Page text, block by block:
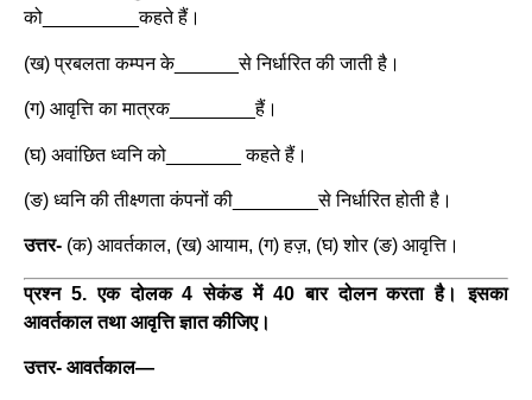
को_________कहते हैं।
(ख) प्रबलता कम्पन के______से निर्धारित की जाती है।
(ग) आवृत्ति का मात्रक________हैं।
(घ) अवांछित ध्वनि को_______ कहते हैं।
(ङ) ध्वनि की तीक्ष्णता कंपनों की________से निर्धारित होती है।
उत्तर- (क) आवर्तकाल, (ख) आयाम, (ग) हज़, (घ) शोर (ङ) आवृत्ति।
प्रश्न 5. एक दोलक 4 सेकंड में 40 बार दोलन करता है। इसका
आवर्तकाल तथा आवृत्ति ज्ञात कीजिए।
उत्तर- आवर्तकाल—